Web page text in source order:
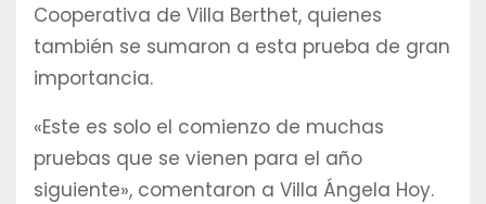
Cooperativa de Villa Berthet, quienes
también se sumaron a esta prueba de gran
importancia.
«Este es solo el comienzo de muchas
pruebas que se vienen para el año
siguiente», comentaron a Villa Ángela Hoy.